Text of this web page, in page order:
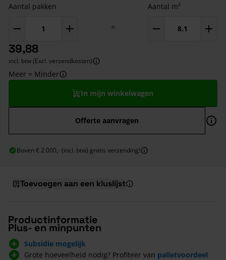
Aantal pakken
=
Aantal m²
39,88
incl. btw (Excl. verzendkosten)
Meer = Minder
In mijn winkelwagen
Offerte aanvragen
Boven € 2.000,- (incl. btw) gratis verzending!
Toevoegen aan een kluslijst
Productinformatie
Plus- en minpunten
Subsidie mogelijk
Grote hoeveelheid nodig? Profiteer van palletvoordeel